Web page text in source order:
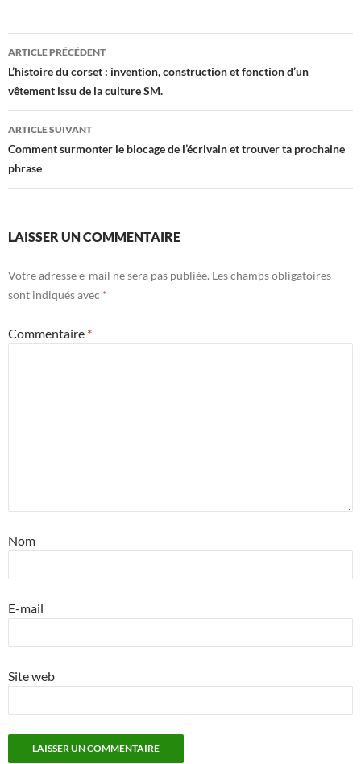
Navigation
des
articles
ARTICLE PRÉCÉDENT
L’histoire du corset : invention, construction et fonction d’un
vêtement issu de la culture SM.
ARTICLE SUIVANT
Comment surmonter le blocage de l’écrivain et trouver ta prochaine
phrase
LAISSER UN COMMENTAIRE
Votre adresse e-mail ne sera pas publiée. Les champs obligatoires
sont indiqués avec *
Commentaire *
Nom
E-mail
Site web